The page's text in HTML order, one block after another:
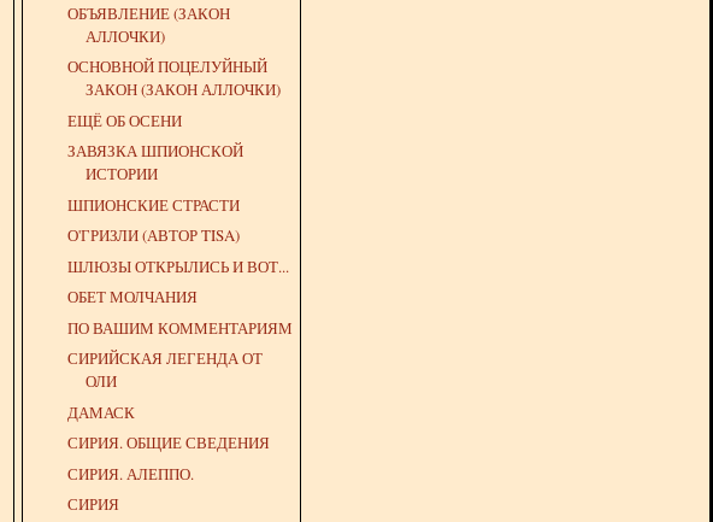
ОБЪЯВЛЕНИЕ (ЗАКОН
АЛЛОЧКИ)
ОСНОВНОЙ ПОЦЕЛУЙНЫЙ
ЗАКОН (ЗАКОН АЛЛОЧКИ)
ЕЩЁ ОБ ОСЕНИ
ЗАВЯЗКА ШПИОНСКОЙ
ИСТОРИИ
ШПИОНСКИЕ СТРАСТИ
О'ГРИЗЛИ (АВТОР TISA)
ШЛЮЗЫ ОТКРЫЛИСЬ И ВОТ...
ОБЕТ МОЛЧАНИЯ
ПО ВАШИМ КОММЕНТАРИЯМ
СИРИЙСКАЯ ЛЕГЕНДА ОТ
ОЛИ
ДАМАСК
СИРИЯ. ОБЩИЕ СВЕДЕНИЯ
СИРИЯ. АЛЕППО.
СИРИЯ